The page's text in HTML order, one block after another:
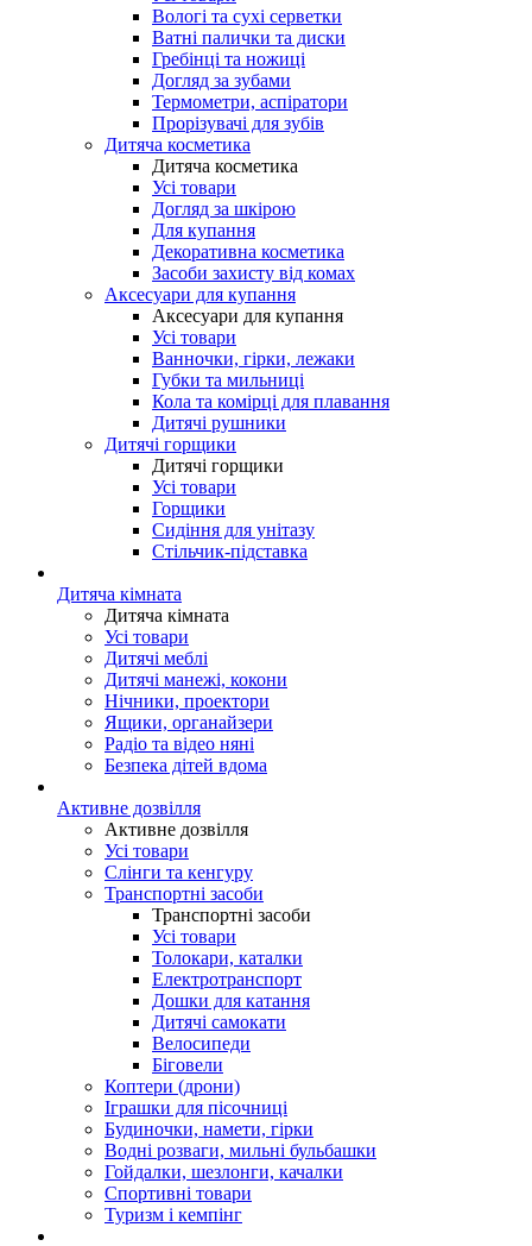
Вологі та сухі серветки
Ватні палички та диски
Гребінці та ножиці
Догляд за зубами
Термометри, аспіратори
Прорізувачі для зубів
Дитяча косметика
Дитяча косметика
Усі товари
Догляд за шкірою
Для купання
Декоративна косметика
Засоби захисту від комах
Аксесуари для купання
Аксесуари для купання
Усі товари
Ванночки, гірки, лежаки
Губки та мильниці
Кола та комірці для плавання
Дитячі рушники
Дитячі горщики
Дитячі горщики
Усі товари
Горщики
Сидіння для унітазу
Стільчик-підставка
Дитяча кімната
Дитяча кімната
Усі товари
Дитячі меблі
Дитячі манежі, кокони
Нічники, проектори
Ящики, органайзери
Радіо та відео няні
Безпека дітей вдома
Активне дозвілля
Активне дозвілля
Усі товари
Слінги та кенгуру
Транспортні засоби
Транспортні засоби
Усі товари
Толокари, каталки
Електротранспорт
Дошки для катання
Дитячі самокати
Велосипеди
Біговели
Коптери (дрони)
Іграшки для пісочниці
Будиночки, намети, гірки
Водні розваги, мильні бульбашки
Гойдалки, шезлонги, качалки
Спортивні товари
Туризм і кемпінг